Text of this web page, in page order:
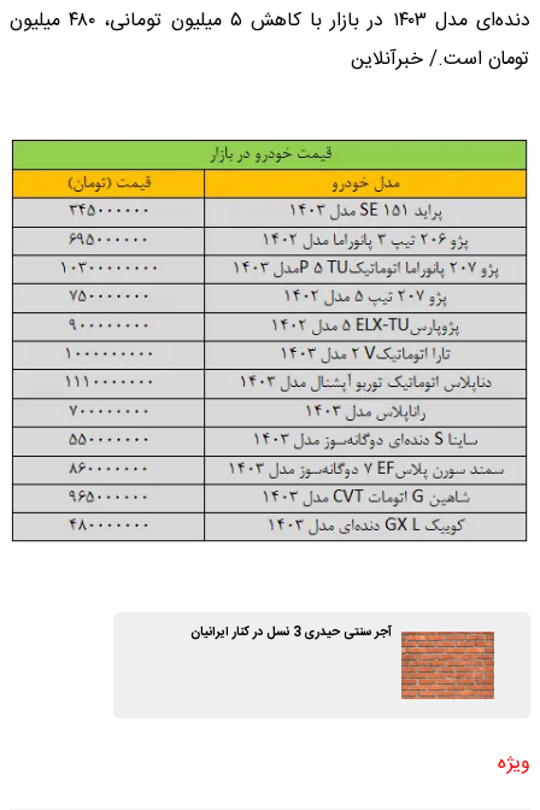
دنده‌ای مدل ۱۴۰۳ در بازار با کاهش ۵ میلیون تومانی، ۴۸۰ میلیون
تومان است./ خبرآنلاین
آجر سنتی حیدری 3 نسل در کنار ایرانیان
ویژه